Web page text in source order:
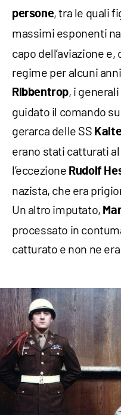
persone, tra le quali
massimi esponenti
capo dell’aviazione
regime per alcuni
Ribbentrop, i generali
guidato il comando
gerarca delle SS
erano stati catturati
l’eccezione Rudolf
nazista, che era
Un altro imputato,
processato in
catturato e non ne